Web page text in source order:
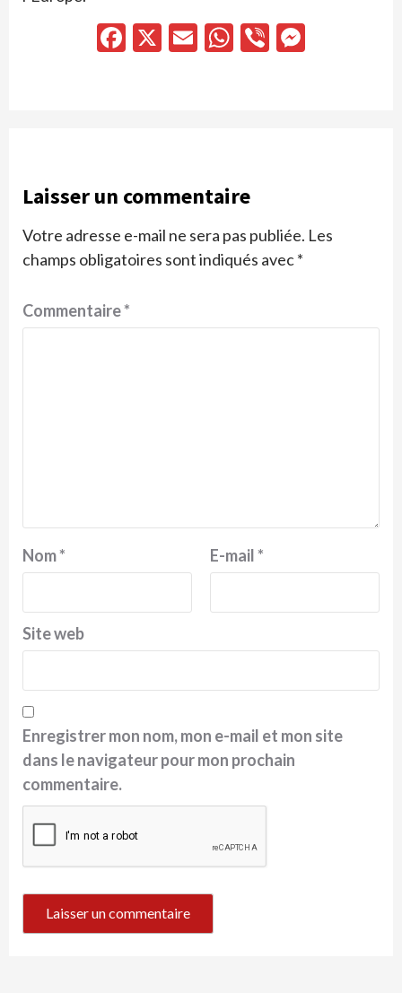
Facebook
X EmailWhatsApp
Viber
Laisser un commentaire
Votre adresse e-mail ne sera pas publiée. Les
champs obligatoires sont indiqués avec*
Commentaire*
Nom* E-mail*
Site web
Enregistrer mon nom, mon e-mail et mon site
dans le navigateur pour mon prochain
commentaire.